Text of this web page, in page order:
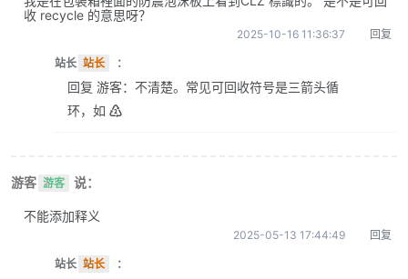
收 recycle 的意思呀？
2025-10-16 11:36:37 回复
站长 站长 ：
回复 游客：不清楚。常见可回收符号是三箭头循
环，如 ♴
游客 游客 说：
不能添加释义
2025-05-13 17:44:49 回复
站长 站长 ：